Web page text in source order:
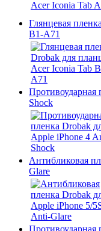
Глянцевая
B1-A71
Противоударная
Shock
Антибликовая
Glare
Противоударная